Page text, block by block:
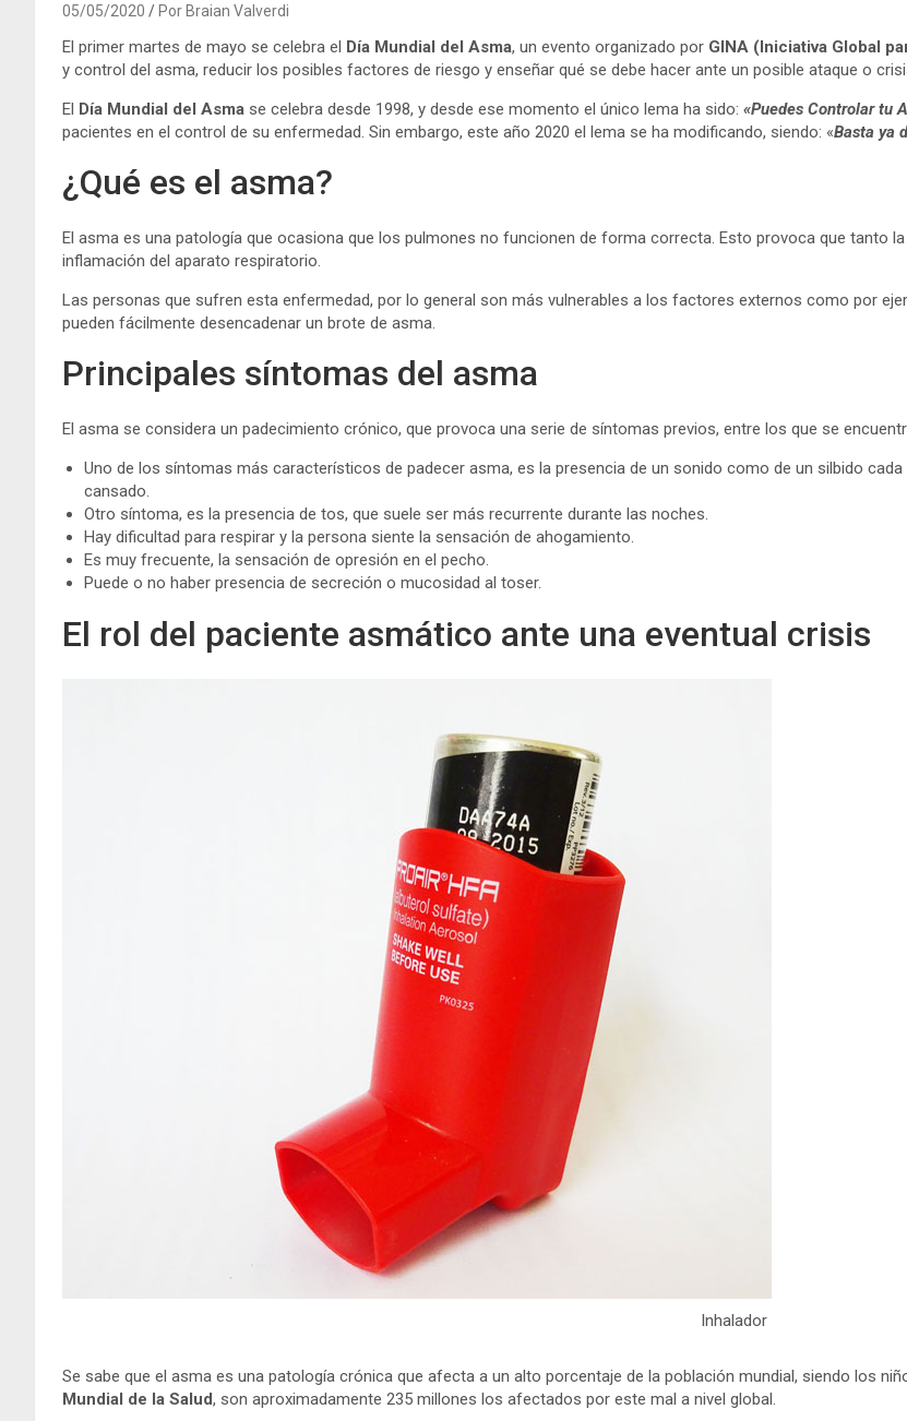
05/05/2020 Por Braian Valverdi
El primer martes de mayo se celebra el Día Mundial del Asma, un evento organizado por GINA (Iniciativa Global
y control del asma, reducir los posibles factores de riesgo y enseñar qué se debe hacer ante un posible ataque o
El Día Mundial del Asma se celebra desde 1998, y desde ese momento el único lema ha sido: «Puedes Controlar tu
pacientes en el control de su enfermedad. Sin embargo, este año 2020 el lema se ha modificando, siendo: «Basta ya
¿Qué es el asma?
El asma es una patología que ocasiona que los pulmones no funcionen de forma correcta. Esto provoca que tanto
inflamación del aparato respiratorio.
Las personas que sufren esta enfermedad, por lo general son más vulnerables a los factores externos como por
pueden fácilmente desencadenar un brote de asma.
Principales síntomas del asma
El asma se considera un padecimiento crónico, que provoca una serie de síntomas previos, entre los que se
Uno de los síntomas más característicos de padecer asma, es la presencia de un sonido como de un silbido
cansado.
Otro síntoma, es la presencia de tos, que suele ser más recurrente durante las noches.
Hay dificultad para respirar y la persona siente la sensación de ahogamiento.
Es muy frecuente, la sensación de opresión en el pecho.
Puede o no haber presencia de secreción o mucosidad al toser.
El rol del paciente asmático ante una eventual crisis
Inhalador
Se sabe que el asma es una patología crónica que afecta a un alto porcentaje de la población mundial, siendo los
Mundial de la Salud, son aproximadamente 235 millones los afectados por este mal a nivel global.